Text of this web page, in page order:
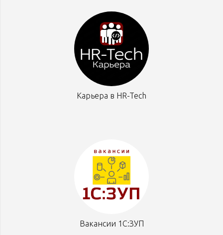
Карьера в HR-Tech
Вакансии 1С:ЗУП